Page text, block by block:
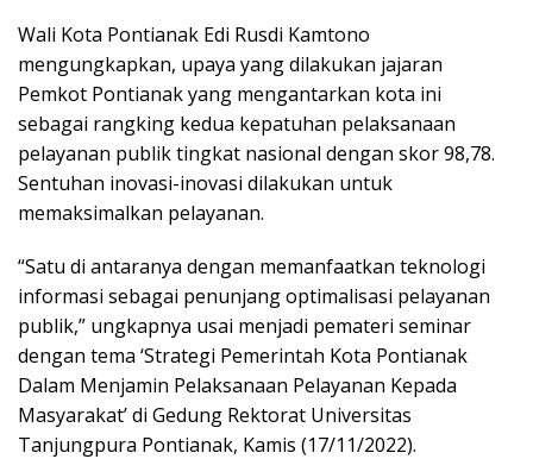
Wali Kota Pontianak Edi Rusdi Kamtono
mengungkapkan, upaya yang dilakukan jajaran
Pemkot Pontianak yang mengantarkan kota ini
sebagai rangking kedua kepatuhan pelaksanaan
pelayanan publik tingkat nasional dengan skor 98,78.
Sentuhan inovasi-inovasi dilakukan untuk
memaksimalkan pelayanan.
“Satu di antaranya dengan memanfaatkan teknologi
informasi sebagai penunjang optimalisasi pelayanan
publik,” ungkapnya usai menjadi pemateri seminar
dengan tema ‘Strategi Pemerintah Kota Pontianak
Dalam Menjamin Pelaksanaan Pelayanan Kepada
Masyarakat’ di Gedung Rektorat Universitas
Tanjungpura Pontianak, Kamis (17/11/2022).